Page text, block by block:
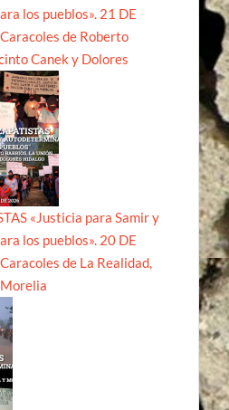
los pueblos». 21 DE
de Roberto
Canek y Dolores
«Justicia para Samir y
los pueblos». 20 DE
de La Realidad,